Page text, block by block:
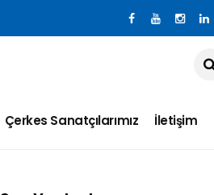
Çerkes Sanatçılarımız İletişim